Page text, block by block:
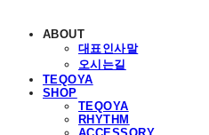
ABOUT
대표인사말
오시는길
TEQOYA
SHOP
TEQOYA
RHYTHM